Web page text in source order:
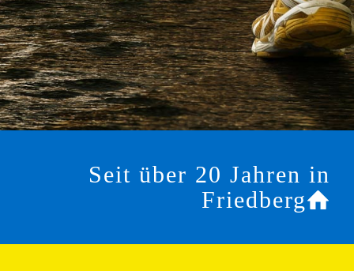
Seit über 20 Jahren in
Friedberg